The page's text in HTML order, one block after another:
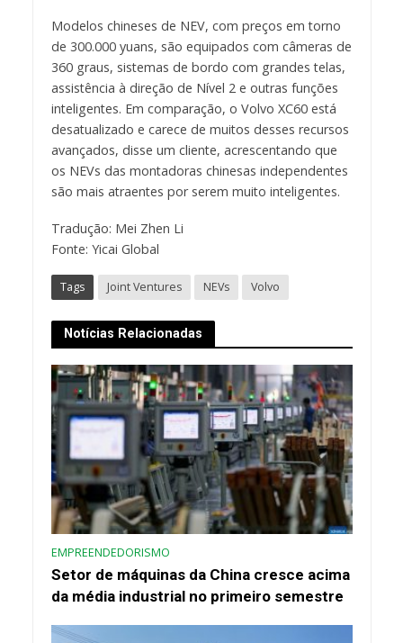
Modelos chineses de NEV, com preços em torno
de 300.000 yuans, são equipados com câmeras de
360 graus, sistemas de bordo com grandes telas,
assistência à direção de Nível 2 e outras funções
inteligentes. Em comparação, o Volvo XC60 está
desatualizado e carece de muitos desses recursos
avançados, disse um cliente, acrescentando que
os NEVs das montadoras chinesas independentes
são mais atraentes por serem muito inteligentes.
Tradução: Mei Zhen Li
Fonte: Yicai Global
Tags Joint Ventures NEVs Volvo
Notícias Relacionadas
EMPREENDEDORISMO
Setor de máquinas da China cresce acima
da média industrial no primeiro semestre